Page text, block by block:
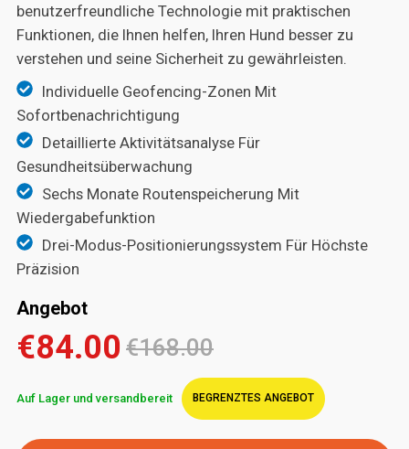
benutzerfreundliche Technologie mit praktischen
Funktionen, die Ihnen helfen, Ihren Hund besser zu
verstehen und seine Sicherheit zu gewährleisten.
Individuelle Geofencing-Zonen Mit
Sofortbenachrichtigung
Detaillierte Aktivitätsanalyse Für
Gesundheitsüberwachung
Sechs Monate Routenspeicherung Mit
Wiedergabefunktion
Drei-Modus-Positionierungssystem Für Höchste
Präzision
Angebot
€84.00 €168.00
Auf Lager und versandbereit BEGRENZTES ANGEBOT